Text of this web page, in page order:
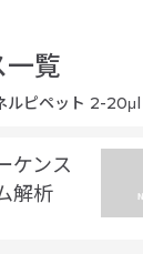
一覧
ピペット 2-20μl
ケンス
解析